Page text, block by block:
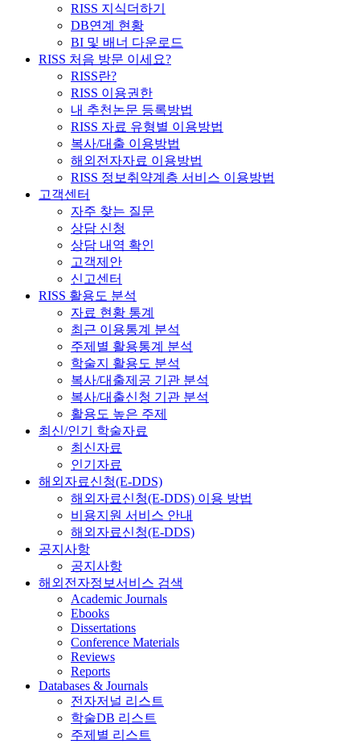
RISS 지식더하기
DB연계 현황
BI 및 배너 다운로드
RISS 처음 방문 이세요?
RISS란?
RISS 이용권한
내 추천논문 등록방법
RISS 자료 유형별 이용방법
복사/대출 이용방법
해외전자자료 이용방법
RISS 정보취약계층 서비스 이용방법
고객센터
자주 찾는 질문
상담 신청
상담 내역 확인
고객제안
신고센터
RISS 활용도 분석
자료 현황 통계
최근 이용통계 분석
주제별 활용통계 분석
학술지 활용도 분석
복사/대출제공 기관 분석
복사/대출신청 기관 분석
활용도 높은 주제
최신/인기 학술자료
최신자료
인기자료
해외자료신청(E-DDS)
해외자료신청(E-DDS) 이용 방법
비용지원 서비스 안내
해외자료신청(E-DDS)
공지사항
공지사항
해외전자정보서비스 검색
Academic Journals
Ebooks
Dissertations
Conference Materials
Reviews
Reports
Databases & Journals
전자저널 리스트
학술DB 리스트
주제별 리스트